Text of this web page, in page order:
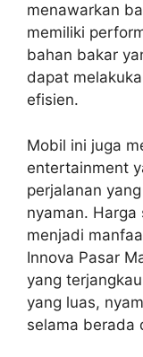
menawarkan
memiliki
bahan bakar
dapat
efisien.
Mobil ini juga
entertainment
perjalanan
nyaman.
menjadi
Innova Pasar
yang
yang luas,
selama berada